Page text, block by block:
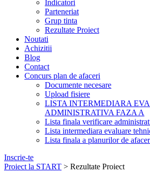
Indicatori
Parteneriat
Grup tinta
Rezultate Proiect
Noutati
Achizitii
Blog
Contact
Concurs plan de afaceri
Documente necesare
Upload fisiere
LISTA INTERMEDIARA
ADMINISTRATIVA FAZA A
Lista finala verificare
Lista intermediara evaluare
Lista finala a planurilor de
Inscrie-te
Proiect la START > Rezultate Proiect